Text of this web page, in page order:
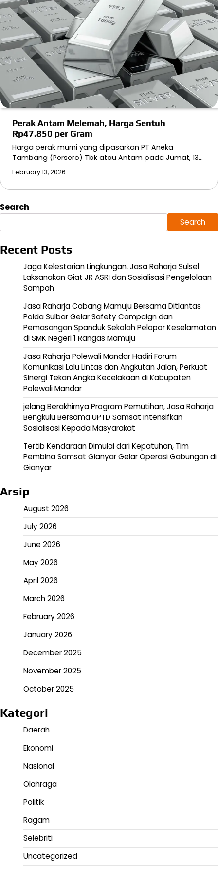
Perak Antam Melemah, Harga Sentuh
Rp47.850 per Gram
Harga perak murni yang dipasarkan PT Aneka
Tambang (Persero) Tbk atau Antam pada Jumat, 13…
February 13, 2026
Search
Search
Recent Posts
Jaga Kelestarian Lingkungan, Jasa Raharja Sulsel
Laksanakan Giat JR ASRI dan Sosialisasi Pengelolaan
Sampah
Jasa Raharja Cabang Mamuju Bersama Ditlantas
Polda Sulbar Gelar Safety Campaign dan
Pemasangan Spanduk Sekolah Pelopor Keselamatan
di SMK Negeri 1 Rangas Mamuju
Jasa Raharja Polewali Mandar Hadiri Forum
Komunikasi Lalu Lintas dan Angkutan Jalan, Perkuat
Sinergi Tekan Angka Kecelakaan di Kabupaten
Polewali Mandar
jelang Berakhirnya Program Pemutihan, Jasa Raharja
Bengkulu Bersama UPTD Samsat Intensifkan
Sosialisasi Kepada Masyarakat
Tertib Kendaraan Dimulai dari Kepatuhan, Tim
Pembina Samsat Gianyar Gelar Operasi Gabungan di
Gianyar
Arsip
August 2026
July 2026
June 2026
May 2026
April 2026
March 2026
February 2026
January 2026
December 2025
November 2025
October 2025
Kategori
Daerah
Ekonomi
Nasional
Olahraga
Politik
Ragam
Selebriti
Uncategorized